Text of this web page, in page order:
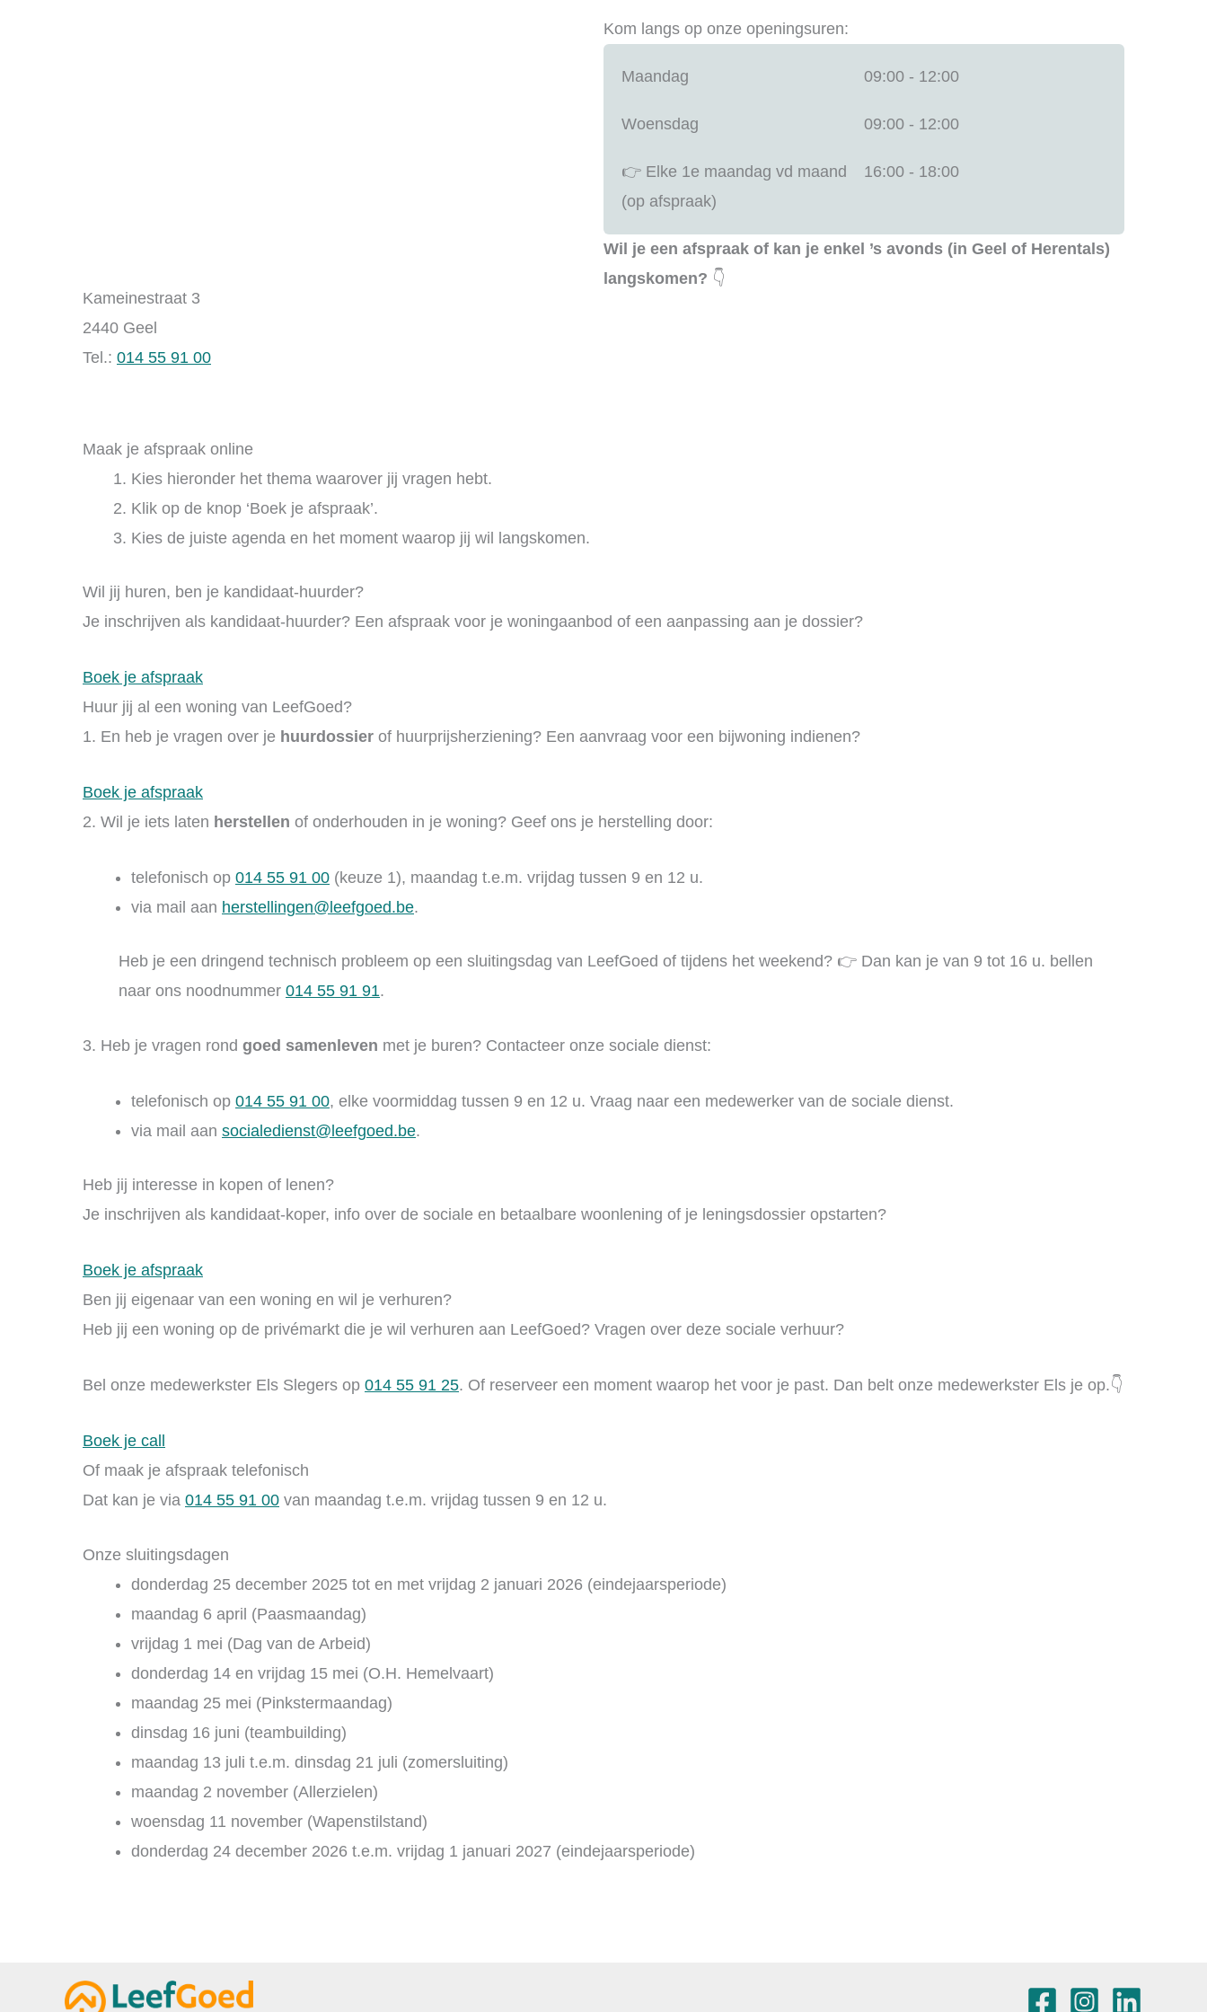
Kameinestraat 3
2440 Geel
Tel.: 014 55 91 00
Kom langs op onze openingsuren:
Maandag 09:00 - 12:00
Woensdag 09:00 - 12:00
👉 Elke 1e maandag vd maand
(op afspraak)
16:00 - 18:00
Wil je een afspraak of kan je enkel ’s avonds (in Geel of Herentals)
langskomen? 👇
Maak je afspraak online
Kies hieronder het thema waarover jij vragen hebt.
Klik op de knop ‘Boek je afspraak’.
Kies de juiste agenda en het moment waarop jij wil langskomen.
Wil jij huren, ben je kandidaat-huurder?
Je inschrijven als kandidaat-huurder? Een afspraak voor je woningaanbod of een aanpassing aan je dossier?
Boek je afspraak
Huur jij al een woning van LeefGoed?
1. En heb je vragen over je huurdossier of huurprijsherziening? Een aanvraag voor een bijwoning indienen?
Boek je afspraak
2. Wil je iets laten herstellen of onderhouden in je woning? Geef ons je herstelling door:
telefonisch op 014 55 91 00 (keuze 1), maandag t.e.m. vrijdag tussen 9 en 12 u.
via mail aan herstellingen@leefgoed.be.
Heb je een dringend technisch probleem op een sluitingsdag van LeefGoed of tijdens het weekend? 👉 Dan kan je van 9 tot 16 u. bellen
naar ons noodnummer 014 55 91 91.
3. Heb je vragen rond goed samenleven met je buren? Contacteer onze sociale dienst:
telefonisch op 014 55 91 00, elke voormiddag tussen 9 en 12 u. Vraag naar een medewerker van de sociale dienst.
via mail aan socialedienst@leefgoed.be.
Heb jij interesse in kopen of lenen?
Je inschrijven als kandidaat-koper, info over de sociale en betaalbare woonlening of je leningsdossier opstarten?
Boek je afspraak
Ben jij eigenaar van een woning en wil je verhuren?
Heb jij een woning op de privémarkt die je wil verhuren aan LeefGoed? Vragen over deze sociale verhuur?
Bel onze medewerkster Els Slegers op 014 55 91 25. Of reserveer een moment waarop het voor je past. Dan belt onze medewerkster Els je op.👇
Boek je call
Of maak je afspraak telefonisch
Dat kan je via 014 55 91 00 van maandag t.e.m. vrijdag tussen 9 en 12 u.
Onze sluitingsdagen
donderdag 25 december 2025 tot en met vrijdag 2 januari 2026 (eindejaarsperiode)
maandag 6 april (Paasmaandag)
vrijdag 1 mei (Dag van de Arbeid)
donderdag 14 en vrijdag 15 mei (O.H. Hemelvaart)
maandag 25 mei (Pinkstermaandag)
dinsdag 16 juni (teambuilding)
maandag 13 juli t.e.m. dinsdag 21 juli (zomersluiting)
maandag 2 november (Allerzielen)
woensdag 11 november (Wapenstilstand)
donderdag 24 december 2026 t.e.m. vrijdag 1 januari 2027 (eindejaarsperiode)